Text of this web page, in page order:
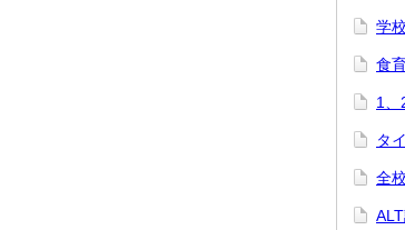
学
食
1
タ
全